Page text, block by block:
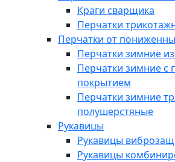
Краги сварщика
Перчатки
Перчатки от
Перчатки зимние
Перчатки зимние
покрытием
Перчатки зимние
полушерстяные
Рукавицы
Рукавицы
Рукавицы